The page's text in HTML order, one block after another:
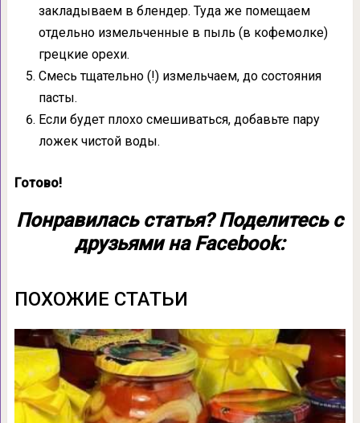
закладываем в блендер. Туда же помещаем
отдельно измельченные в пыль (в кофемолке)
грецкие орехи.
Смесь тщательно (!) измельчаем, до состояния
пасты.
Если будет плохо смешиваться, добавьте пару
ложек чистой воды.
Готово!
Понравилась статья? Поделитесь с
друзьями на Facebook:
ПОХОЖИЕ СТАТЬИ